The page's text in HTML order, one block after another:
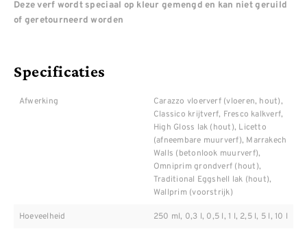
Deze verf wordt speciaal op kleur gemengd en kan niet geruild
of geretourneerd worden
Specificaties
Afwerking
Carazzo vloerverf (vloeren, hout),
Classico krijtverf, Fresco kalkverf,
High Gloss lak (hout), Licetto
(afneembare muurverf), Marrakech
Walls (betonlook muurverf),
Omniprim grondverf (hout),
Traditional Eggshell lak (hout),
Wallprim (voorstrijk)
Hoeveelheid 250 ml, 0,3 l, 0,5 l, 1 l, 2,5 l, 5 l, 10 l